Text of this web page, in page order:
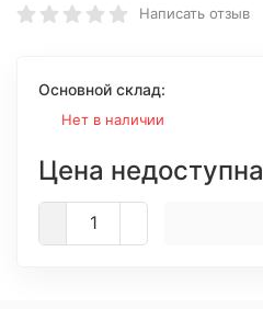
Написать отзыв
Основной склад:
Нет в наличии
Цена недоступна